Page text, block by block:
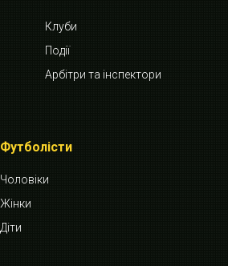
Клуби
Події
Арбітри та інспектори
Футболісти
Чоловіки
Жінки
Діти